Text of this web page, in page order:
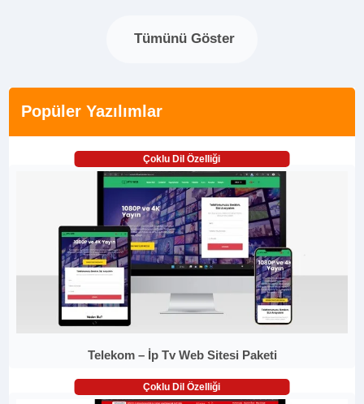
Tümünü Göster
Popüler Yazılımlar
Çoklu Dil Özelliği
Telekom – İp Tv Web Sitesi Paketi
Çoklu Dil Özelliği